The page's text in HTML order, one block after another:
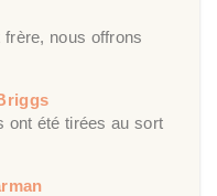
nous offrons
ont été tirées au sort